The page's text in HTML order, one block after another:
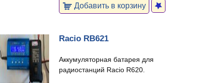
Добавить в корзину
Racio RB621
Аккумуляторная батарея для
радиостанций Racio R620.